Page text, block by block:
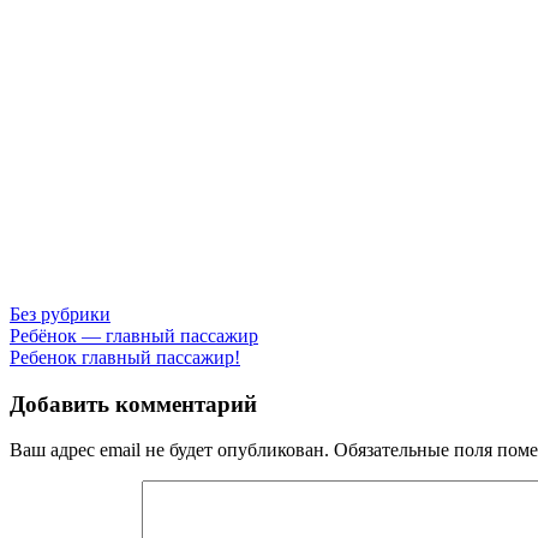
Без рубрики
Навигация
по
записям
Ребёнок — главный пассажир
Ребенок главный пассажир!
Добавить комментарий
Ваш адрес email не будет опубликован. Обязательные поля